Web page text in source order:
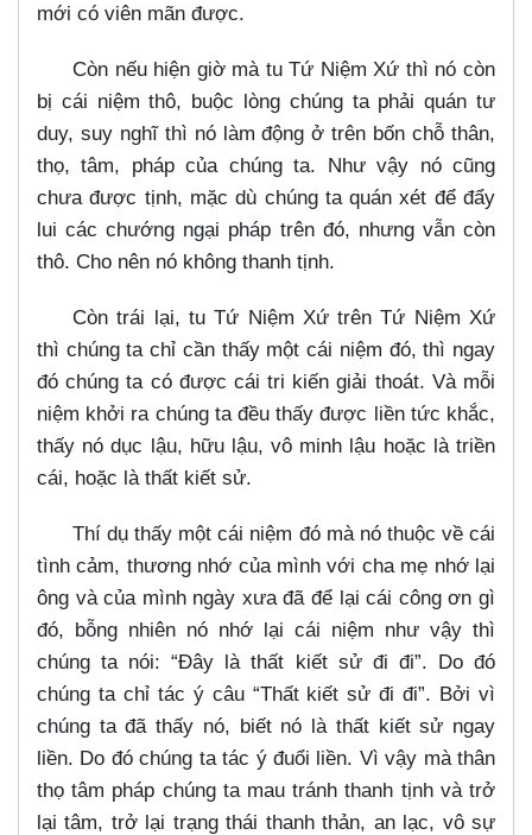
mới có viên mãn được.
Còn nếu hiện giờ mà tu Tứ Niệm Xứ thì nó còn
bị cái niệm thô, buộc lòng chúng ta phải quán tư
duy, suy nghĩ thì nó làm động ở trên bốn chỗ thân,
thọ, tâm, pháp của chúng ta. Như vậy nó cũng
chưa được tịnh, mặc dù chúng ta quán xét để đẩy
lui các chướng ngại pháp trên đó, nhưng vẫn còn
thô. Cho nên nó không thanh tịnh.
Còn trái lại, tu Tứ Niệm Xứ trên Tứ Niệm Xứ
thì chúng ta chỉ cần thấy một cái niệm đó, thì ngay
đó chúng ta có được cái tri kiến giải thoát. Và mỗi
niệm khởi ra chúng ta đều thấy được liền tức khắc,
thấy nó dục lậu, hữu lậu, vô minh lậu hoặc là triền
cái, hoặc là thất kiết sử.
Thí dụ thấy một cái niệm đó mà nó thuộc về cái
tình cảm, thương nhớ của mình với cha mẹ nhớ lại
ông và của mình ngày xưa đã để lại cái công ơn gì
đó, bỗng nhiên nó nhớ lại cái niệm như vậy thì
chúng ta nói: “Đây là thất kiết sử đi đi”. Do đó
chúng ta chỉ tác ý câu “Thất kiết sử đi đi”. Bởi vì
chúng ta đã thấy nó, biết nó là thất kiết sử ngay
liền. Do đó chúng ta tác ý đuổi liền. Vì vậy mà thân
thọ tâm pháp chúng ta mau tránh thanh tịnh và trở
lại tâm, trở lại trạng thái thanh thản, an lạc, vô sự